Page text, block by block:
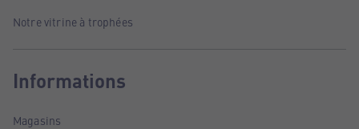
Notre vitrine à trophées
Informations
Magasins